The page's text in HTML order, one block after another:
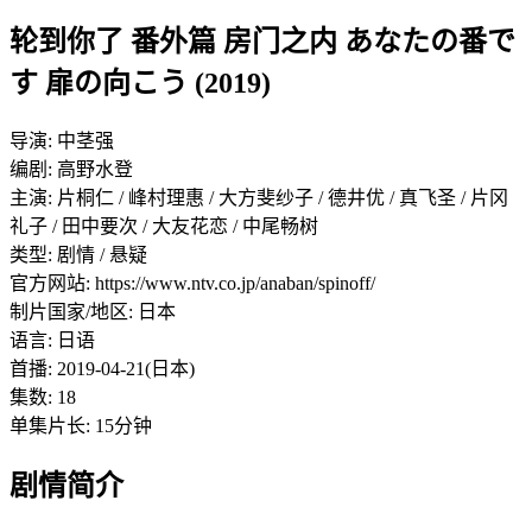
轮到你了 番外篇 房门之内 あなたの番で
す 扉の向こう (2019)
导演: 中茎强
编剧: 高野水登
主演: 片桐仁 / 峰村理惠 / 大方斐纱子 / 德井优 / 真飞圣 / 片冈
礼子 / 田中要次 / 大友花恋 / 中尾畅树
类型: 剧情 / 悬疑
官方网站: https://www.ntv.co.jp/anaban/spinoff/
制片国家/地区: 日本
语言: 日语
首播: 2019-04-21(日本)
集数: 18
单集片长: 15分钟
剧情简介